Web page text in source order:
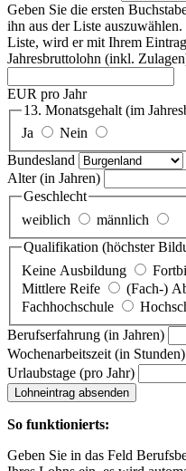
Geben Sie die ersten
ihn aus der Liste
Liste, wird er mit Ihrem
Jahresbruttolohn (inkl.
EUR pro Jahr
13. Monatsgehalt (im
Ja
Nein
Bundesland
Alter(in Jahren)
Geschlecht
weiblich
männlich
Qualifikation (höchster
Keine Ausbildung
Mittlere Reife
(Fach-)
Fachhochschule
Berufserfahrung (in Jahren)
Wochenarbeitszeit (in Stunden)
Urlaubstage (pro Jahr)
Lohneintrag absenden
So funktionierts:
Geben Sie in das Feld